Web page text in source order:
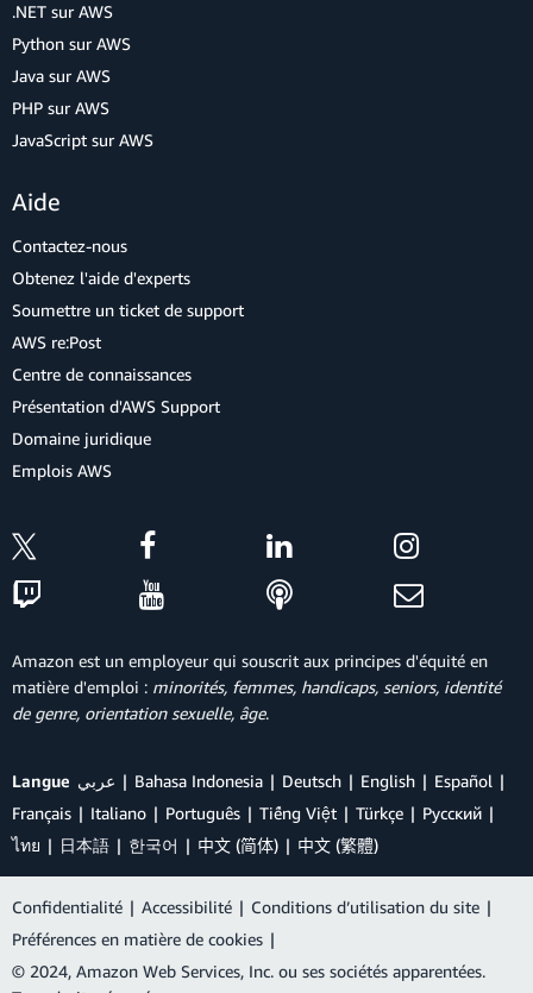
.NET sur AWS
Python sur AWS
Java sur AWS
PHP sur AWS
JavaScript sur AWS
Aide
Contactez-nous
Obtenez l'aide d'experts
Soumettre un ticket de support
AWS re:Post
Centre de connaissances
Présentation d'AWS Support
Domaine juridique
Emplois AWS
Amazon est un employeur qui souscrit aux principes d'équité en
matière d'emploi : minorités, femmes, handicaps, seniors, identité
de genre, orientation sexuelle, âge.
Langue عربي Bahasa Indonesia Deutsch English
Español
Français
Italiano Português Tiếng Việt Türkçe
Ρусский
ไทย
日本語 한국어 中文 (简体) 中文 (繁體)
Confidentialité | Accessibilité | Conditions d’utilisation du site |
Préférences en matière de cookies |
© 2024, Amazon Web Services, Inc. ou ses sociétés apparentées.